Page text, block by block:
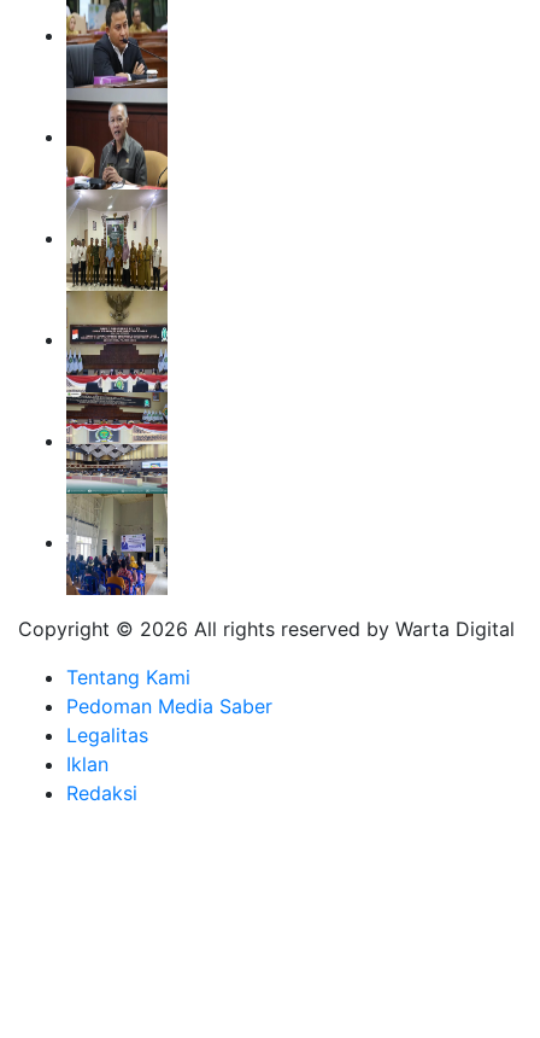
Copyright © 2026 All rights reserved by Warta Digital
Tentang Kami
Pedoman Media Saber
Legalitas
Iklan
Redaksi